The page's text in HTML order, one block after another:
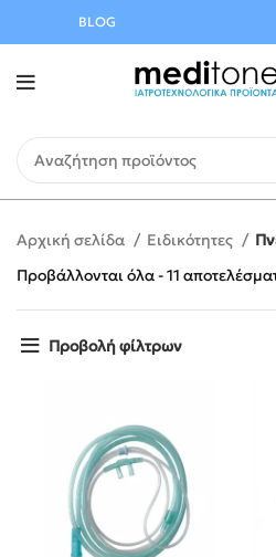
BLOG
Αρχική σελίδα Ειδικότητες
Προβάλλονται όλα - 11
Προβολή φίλτρων
Αυγούστου